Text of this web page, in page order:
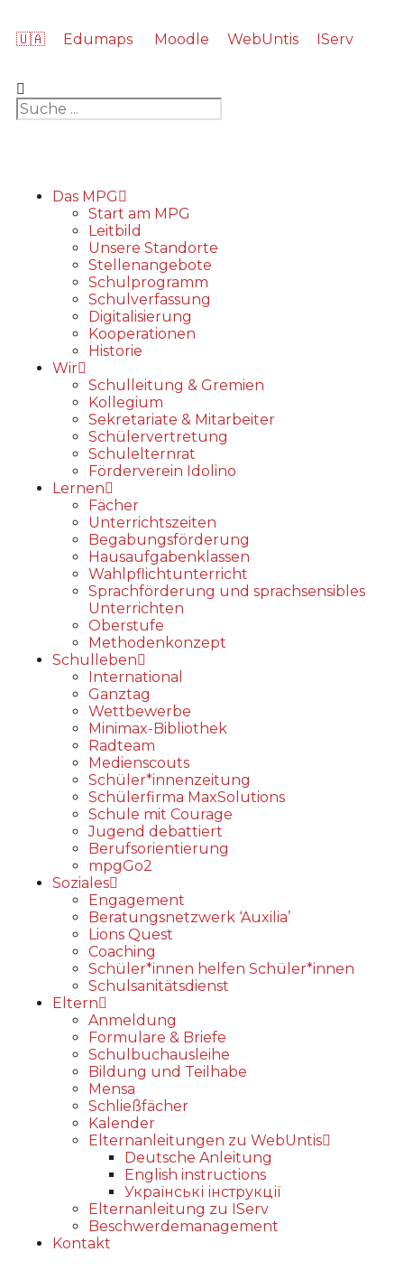
🇺🇦 Edumaps Moodle WebUntis IServ
Das MPG
Start am MPG
Leitbild
Unsere Standorte
Stellenangebote
Schulprogramm
Schulverfassung
Digitalisierung
Kooperationen
Historie
Wir
Schulleitung & Gremien
Kollegium
Sekretariate & Mitarbeiter
Schülervertretung
Schulelternrat
Förderverein Idolino
Lernen
Fächer
Unterrichtszeiten
Begabungs­förderung
Hausaufgabenklassen
Wahlpflichtunterricht
Sprachförderung und sprachsensibles
Unterrichten
Oberstufe
Methodenkonzept
Schulleben
International
Ganztag
Wettbewerbe
Minimax-Bibliothek​
Radteam
Medienscouts
Schüler*innenzeitung
Schülerfirma MaxSolutions
Schule mit Courage
Jugend debattiert
Berufsorientierung
mpgGo2
Soziales
Engagement
Beratungsnetzwerk ‘Auxilia’
Lions Quest
Coaching
Schüler*innen helfen Schüler*innen
Schulsanitätsdienst
Eltern
Anmeldung
Formulare & Briefe
Schulbuchausleihe
Bildung und Teilhabe
Mensa
Schließfächer
Kalender
Elternanleitungen zu WebUntis
Deutsche Anleitung
English instructions
Українські інструкції
Elternanleitung zu IServ
Beschwerdemanagement
Kontakt